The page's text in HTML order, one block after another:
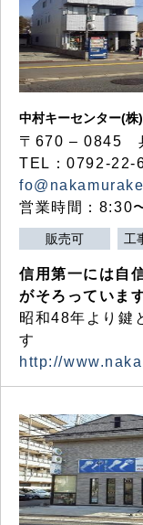
中村キーセンター(株)
〒670 – 0845
TEL：0792-22-
営業時間：8:30
販売可 工
信用第一には自
がそろっていま
昭和48年より鍵
す
http://